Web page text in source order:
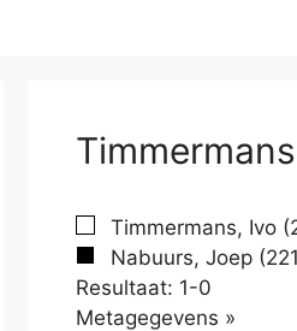
Timmermans, Ivo
Nabuurs, Joep
Resultaat: 1-0
Metagegevens »